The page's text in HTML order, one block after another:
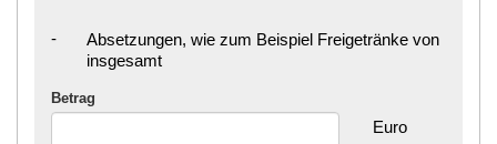
-
Absetzungen, wie zum Beispiel Freigetränke von
insgesamt
Betrag
Euro